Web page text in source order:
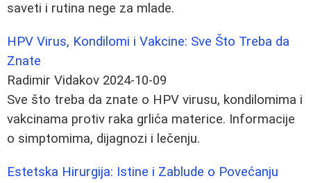
saveti i rutina nege za mlade.
HPV Virus, Kondilomi i Vakcine: Sve Što Treba da
Znate
Radimir Vidakov 2024-10-09
Sve što treba da znate o HPV virusu, kondilomima i
vakcinama protiv raka grlića materice. Informacije
o simptomima, dijagnozi i lečenju.
Estetska Hirurgija: Istine i Zablude o Povećanju